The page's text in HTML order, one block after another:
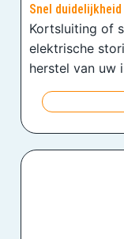
Snel
Kortsluiting of
elektrische
herstel van uw